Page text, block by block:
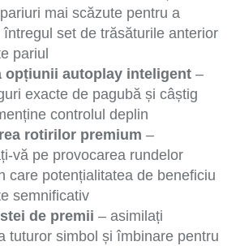
mai scăzute pentru a
întregul set de trăsăturile anterior
pariul
opțiunii autoplay inteligent –
exacte de pagubă și câștig
controlul deplin
rotirilor premium –
vă pe provocarea rundelor
care potențialitatea de beneficiu
semnificativ
de premii – asimilați
tuturor simbol și îmbinare pentru